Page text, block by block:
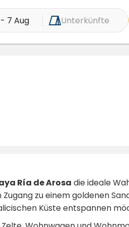
7 Aug Unterkünfte
Ría de Arosa die ideale
zu einem goldenen
Küste entspannen